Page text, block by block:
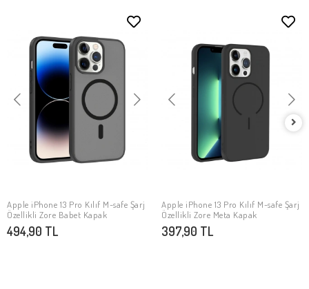
SEPETE EKLE
Apple iPhone 13 Pro Kılıf M-safe Şarj
Özellikli Zore Babet Kapak
494,90 TL
SEPETE EKLE
Apple iPhone 13 Pro Kılıf M-safe Şarj
Özellikli Zore Meta Kapak
397,90 TL